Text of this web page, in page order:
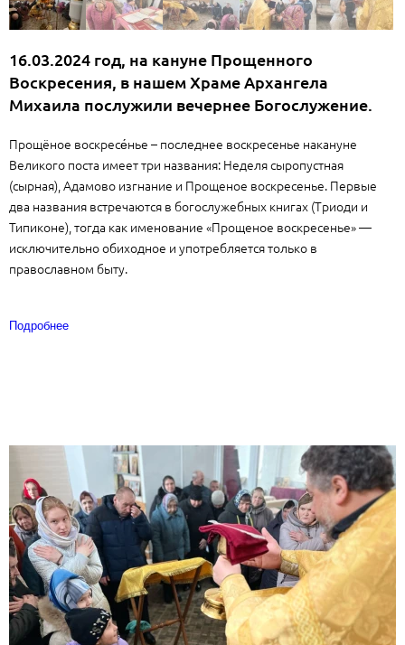
16.03.2024 год, на кануне Прощенного
Воскресения, в нашем Храме Архангела
Михаила послужили вечернее Богослужение.
Прощёное воскресе́нье – последнее воскресенье накануне
Великого поста имеет три названия: Неделя сыропустная
(сырная), Адамово изгнание и Прощеное воскресенье. Первые
два названия встречаются в богослужебных книгах (Триоди и
Типиконе), тогда как именование «Прощеное воскресенье» —
исключительно обиходное и употребляется только в
православном быту.
Подробнее